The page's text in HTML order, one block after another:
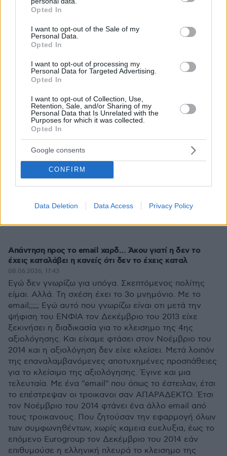
grant or deny consent to Google and its third-party tags to
use your data for below specified purposes in below Google
consent section.
Opted In
I want to opt-out of the Sale of my
Personal Data.
Opted In
I want to opt-out of processing my
Personal Data for Targeted Advertising.
Opted In
I want to opt-out of Collection, Use,
Retention, Sale, and/or Sharing of my
Personal Data that Is Unrelated with the
Purposes for which it was collected.
Opted In
Google consents
CONFIRM
Data Deletion Data Access Privacy Policy
πολλοί σχολιαστές λένε ότι δεν δημοσιεύονται όλα
τα σχόλια, αλλά γίνεται επιλογή. Αρα το ίδιο γίνεται
και με τις δημοσκοπήσεις? Δηλαδή ο δημοσκόπος
κράτάει ¨τις απαντήσεις που του αρέσουν" για να
βγάλει τα ποσοστά κάθε κόμματος? Τέλεια, να
κάνουν και οι καθηγητές στα Γυμνάσια, Λύκεια,
Πανεπιστήμια, και όλοι τό ίδιο? Excellent !!!
Μαριανθη
08.06.2026, 18:00
Αλήθεια τώρα; Επαληθεύεται για πολλοστή φορά το
πόσο κοντή μνήμη έχουμε ως Έλληνες! Αλέξης και
ΣΥΡΙΖΑ αγαπητοί συμπολίτες/ψηφοφόροι! Ας
επανέλθει και ο Γιανης λοιπόν! Καλά .. ελάχιστοι;!
πραγματικά ελάχιστοι;! Η είμαστε της μοιρας μας;!
Χιλιοστό;;!!! Τόσο κώλυμα έχουμε;!
Απάντηση προς το email χαρδ... Άκου γιατί η δεν το
έχεις καταλάβει η κανείς ότι δεν το έχεις καταλ
08.06.2026, 17:43
Εγώ δεν γνωρίζω για υπόγα. Σκεπτόμενος πολίτης
είμαι. Αλλά. Τη σχέση έχει το 3ο μνημόνιο. Με το
email;;;;; Εγώ αυτό που γνωρίζω είναι οτι μετά την
ψήφιση του ΕΝΦΙΑ τον Δεκέμβριο του 2013 είχε
ξεκινήσει η διαδικασία για το κλεισημο της 4ης
αξιολόγησης. Και είχαμε φτάσει στον Νοέμβριο του
2014 και η αξιολόγηση δεν είχε κλείσει. Μετά λοιπόν
της επαναλαμβανόμενες αποτυχημένες προσπάθειες
για το κλείσιμο της αξιολόγησης. Έγινε και μια
τελευταία. Με ένα "email" που όπως το έστειλαν, έτσι
το επέστρεψαν οι τροικανοι σαν ΑΠΑΡΑΔΕΚΤΟ. Έτσι
τον Νοέμβριο του 2014 φτάνει ένα άλλο email από
τους τροικανους. Που ζητούσαν την εφαρμογή όλων
των συμφωνηθέντων, χωρίς καμεια ευελυξια, έως το
επόμενο Eurogroup τον Δεκέμβριο του 2014 εάν
επιθυμούσε η ελληνική πλευρά το κλεισημο της